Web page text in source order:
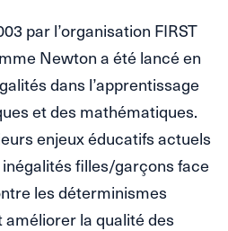
par l’organisation FIRST
Newton a été lancé en
dans l’apprentissage
et des mathématiques.
enjeux éducatifs actuels
filles/garçons face
les déterminismes
la qualité des